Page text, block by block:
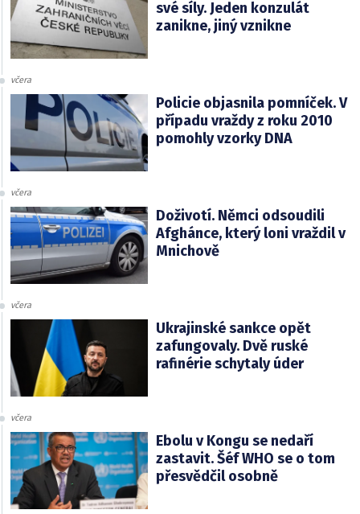
své síly. Jeden konzulát
zanikne, jiný vznikne
včera
Policie objasnila pomníček. V
případu vraždy z roku 2010
pomohly vzorky DNA
včera
Doživotí. Němci odsoudili
Afghánce, který loni vraždil v
Mnichově
včera
Ukrajinské sankce opět
zafungovaly. Dvě ruské
rafinérie schytaly úder
včera
Ebolu v Kongu se nedaří
zastavit. Šéf WHO se o tom
přesvědčil osobně